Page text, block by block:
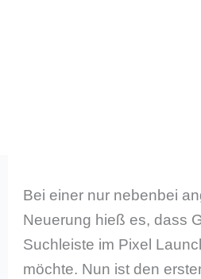
Bei einer nur nebenbei
Neuerung hieß es, dass
Suchleiste im Pixel
möchte. Nun ist den